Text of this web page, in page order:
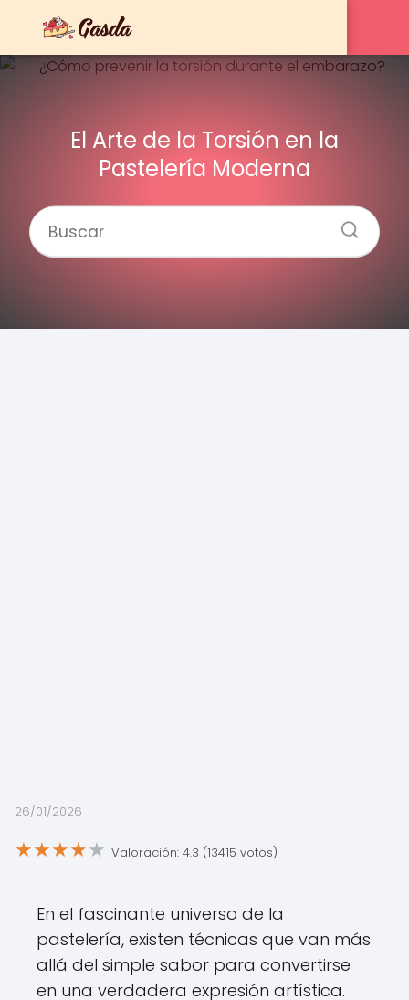
El Arte de la Torsión en la
Pastelería Moderna
26/01/2026
★★★★★ Valoración: 4.3 (13415 votos)
En el fascinante universo de la
pastelería, existen técnicas que van más
allá del simple sabor para convertirse
en una verdadera expresión artística.